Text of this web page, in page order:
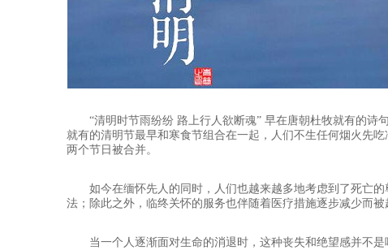
“清明时节雨纷纷 路上行人欲断魂” 早在唐朝杜牧就有的诗
就有的清明节最早和寒食节组合在一起，人们不生任何烟火先
两个节日被合并。
如今在缅怀先人的同时，人们也越来越多地考虑到了死亡
法；除此之外，临终关怀的服务也伴随着医疗措施逐步减少而被
当一个人逐渐面对生命的消退时，这种丧失和绝望感并不